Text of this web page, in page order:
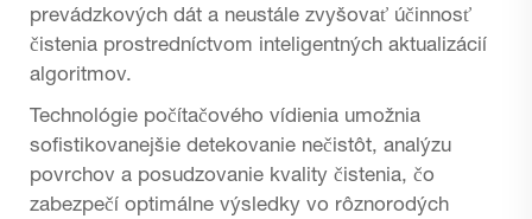
prevádzkových dát a neustále zvyšovať účinnosť
čistenia prostredníctvom inteligentných aktualizácií
algoritmov.
Technológie počítačového vídienia umožnia
sofistikovanejšie detekovanie nečistôt, analýzu
povrchov a posudzovanie kvality čistenia, čo
zabezpečí optimálne výsledky vo rôznorodých